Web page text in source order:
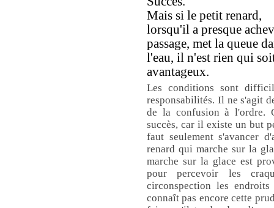
Mais si le petit renard,
lorsqu'il a presque
passage, met la queue
l'eau, il n'est rien qui
avantageux.
Les conditions sont
responsabilités. Il ne s'agit
de la confusion à l'ordre.
succès, car il existe un but
faut seulement s'avancer
renard qui marche sur la
marche sur la glace est
pour percevoir les
circonspection les
connaît pas encore cette